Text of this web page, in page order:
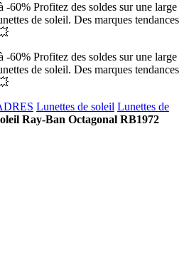
60% Profitez des soldes sur une large
de soleil. Des marques tendances
60% Profitez des soldes sur une large
de soleil. Des marques tendances
Lunettes de soleil Lunettes de
Ray-Ban Octagonal RB1972